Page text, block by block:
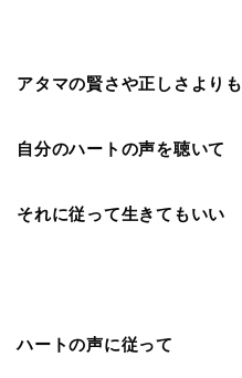
アタマの賢さや正しさよりも
自分のハートの声を聴いて
それに従って生きてもいい
ハートの声に従って